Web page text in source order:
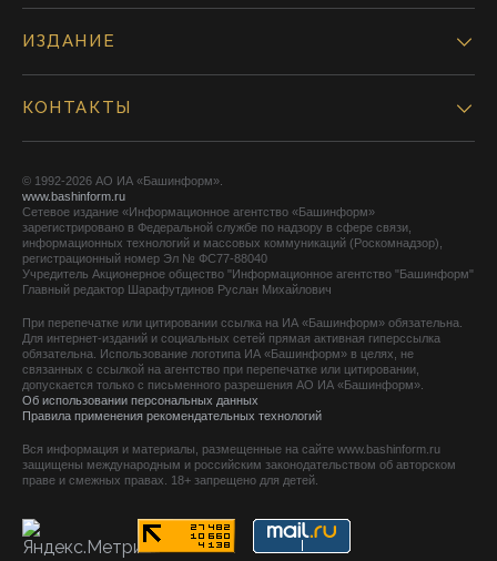
ИЗДАНИЕ
КОНТАКТЫ
© 1992-2026 АО ИА «Башинформ».
www.bashinform.ru
Сетевое издание «Информационное агентство «Башинформ»
зарегистрировано в Федеральной службе по надзору в сфере связи,
информационных технологий и массовых коммуникаций (Роскомнадзор),
регистрационный номер Эл № ФС77-88040
Учредитель Акционерное общество "Информационное агентство "Башинформ"
Главный редактор Шарафутдинов Руслан Михайлович
При перепечатке или цитировании ссылка на ИА «Башинформ» обязательна.
Для интернет-изданий и социальных сетей прямая активная гиперссылка
обязательна. Использование логотипа ИА «Башинформ» в целях, не
связанных с ссылкой на агентство при перепечатке или цитировании,
допускается только с письменного разрешения АО ИА «Башинформ».
Об использовании персональных данных
Правила применения рекомендательных технологий
Вся информация и материалы, размещенные на сайте www.bashinform.ru
защищены международным и российским законодательством об авторском
праве и смежных правах. 18+ запрещено для детей.